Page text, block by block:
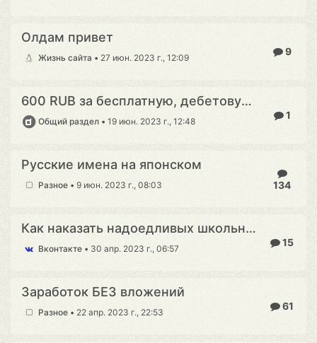
Олдам привет
Жизнь сайта • 27 июн. 2023 г., 12:09
9
600 RUB за бесплатную, дебетовую карту
Общий раздел •19 июн. 2023 г., 12:48
1
Русские имена на японском
Разное •9 июн. 2023 г., 08:03 134
Как наказать надоедливых школьников Вконтакте
Вконтакте • 30 апр. 2023 г., 06:57
15
Заработок БЕЗ вложений
Разное • 22 апр. 2023 г., 22:53
61